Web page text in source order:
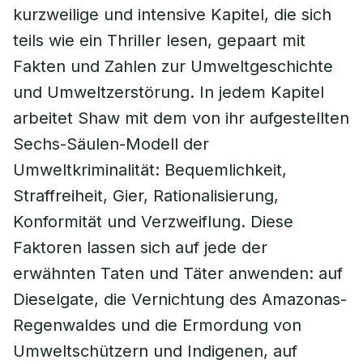
kurzweilige und intensive Kapitel, die sich
teils wie ein Thriller lesen, gepaart mit
Fakten und Zahlen zur Umweltgeschichte
und Umweltzerstörung. In jedem Kapitel
arbeitet Shaw mit dem von ihr aufgestellten
Sechs-Säulen-Modell der
Umweltkriminalität: Bequemlichkeit,
Straffreiheit, Gier, Rationalisierung,
Konformität und Verzweiflung. Diese
Faktoren lassen sich auf jede der
erwähnten Taten und Täter anwenden: auf
Dieselgate, die Vernichtung des Amazonas-
Regenwaldes und die Ermordung von
Umweltschützern und Indigenen, auf